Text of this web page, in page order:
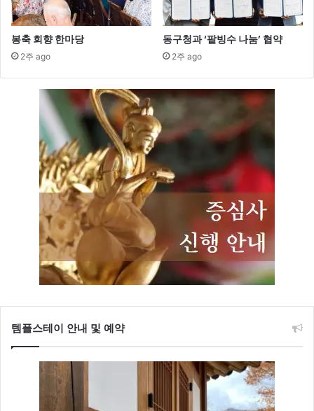
봉축 회향 한마당
2주 ago
동구청과 ‘팥빙수 나눔’ 협약
2주 ago
템플스테이 안내 및 예약